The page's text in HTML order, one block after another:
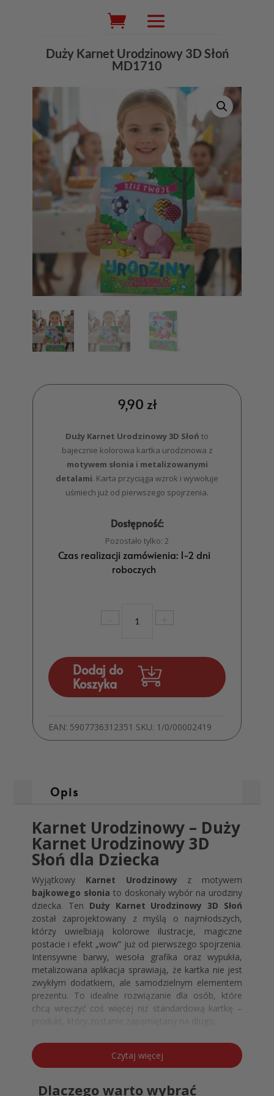
Wyszukiwarka
produktów
Duży Karnet Urodzinowy 3D Słoń
MD1710
9,90 zł
Duży Karnet Urodzinowy 3D Słoń to
bajecznie kolorowa kartka urodzinowa z
motywem słonia i metalizowanymi
detalami. Karta przyciąga wzrok i wywołuje
uśmiech już od pierwszego spojrzenia.
Dostępność:
Pozostało tylko: 2
Czas realizacji zamówienia: 1-2 dni
roboczych
-
Duży
3D
MD1710
+
Dodaj do
Koszyka
EAN: 5907736312351 SKU: 1/0/00002419
Opis
Karnet Urodzinowy – Duży
Karnet Urodzinowy 3D
Słoń dla Dziecka
Wyjątkowy Karnet Urodzinowy z motywem
bajkowego słonia to doskonały wybór na urodziny
dziecka. Ten Duży Karnet Urodzinowy 3D Słoń
został zaprojektowany z myślą o najmłodszych,
którzy uwielbiają kolorowe ilustracje, magiczne
postacie i efekt „wow” już od pierwszego spojrzenia.
Intensywne barwy, wesoła grafika oraz wypukła,
metalizowana aplikacja sprawiają, że kartka nie jest
zwykłym dodatkiem, ale samodzielnym elementem
prezentu. To idealne rozwiązanie dla osób, które
chcą wręczyć coś więcej niż standardową kartkę –
Karnet Urodzinowy – Duży
Karnet Urodzinowy 3D Słoń z
Efektem 3D
TenKarnet Urodzinowy wyróżnia się dużym
Czytaj więcej
Dlaczego warto wybrać